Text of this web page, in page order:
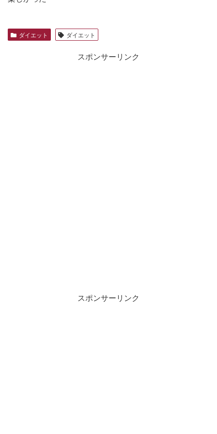
ダイエット ダイエット
スポンサーリンク
スポンサーリンク